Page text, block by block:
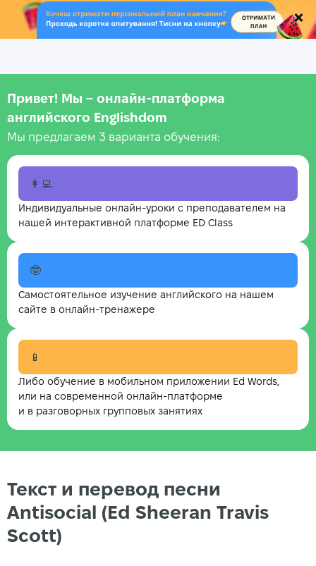
.
Привет! Мы – онлайн‑платформа
английского Englishdom
Мы предлагаем 3 варианта обучения:
👩‍💻
Индивидуальные онлайн-уроки с преподавателем на
нашей интерактивной платформе ED Class
🤓
Самостоятельное изучение английского на нашем
сайте в онлайн-тренажере
📱
Либо обучение в мобильном приложении Ed Words,
или на современной онлайн-платформе
и в разговорных групповых занятиях
Текст и перевод песни
Antisocial (Ed Sheeran Travis
Scott)